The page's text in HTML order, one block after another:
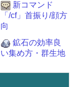
新コマンド
「/cf」首振り/顔方
向
鉱石の効率良
い集め方・群生地